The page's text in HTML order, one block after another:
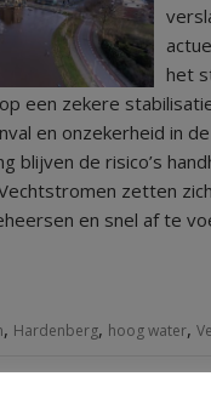
het
een zekere
en onzekerheid in de
blijven de risico’s
zetten
en snel af te
, Hardenberg, hoog water,